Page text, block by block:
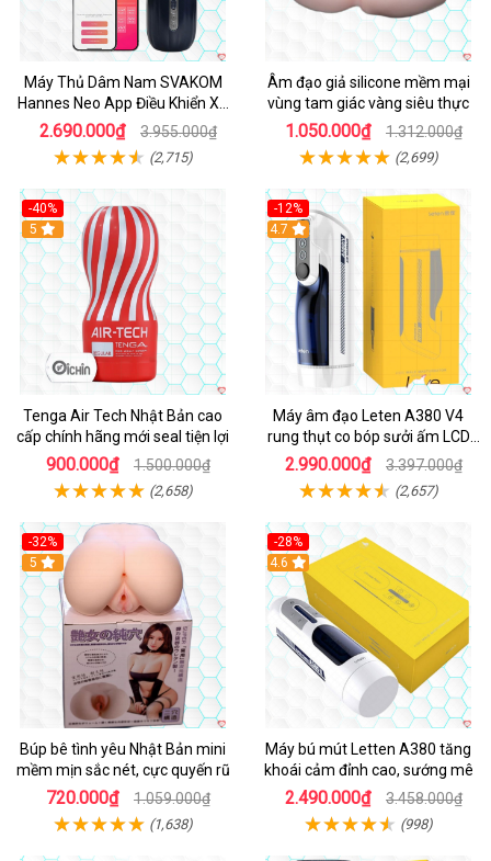
Máy Thủ Dâm Nam SVAKOM
Hannes Neo App Điều Khiển Xa
Cao Cấp
2.690.000₫ 3.955.000₫
(2,715)
Âm đạo giả silicone mềm mại
vùng tam giác vàng siêu thực
1.050.000₫ 1.312.000₫
(2,699)
-40%
Hot
5
Tenga Air Tech Nhật Bản cao
cấp chính hãng mới seal tiện lợi
900.000₫ 1.500.000₫
(2,658)
-12%
Hot
4.7
Máy âm đạo Leten A380 V4
rung thụt co bóp sưởi ấm LCD
đẹp
2.990.000₫ 3.397.000₫
(2,657)
-32%
Hot
5
Búp bê tình yêu Nhật Bản mini
mềm mịn sắc nét, cực quyến rũ
720.000₫ 1.059.000₫
(1,638)
-28%
Hot
4.6
Máy bú mút Letten A380 tăng
khoái cảm đỉnh cao, sướng mê
2.490.000₫ 3.458.000₫
(998)